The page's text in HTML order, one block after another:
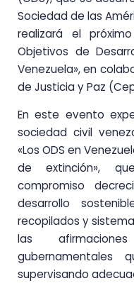
Sociedad de las
realizará el
Objetivos de
Venezuela», en
de Justicia y Paz
En este evento
sociedad civil
«Los ODS en
de extinción»,
compromiso
desarrollo
recopilados y
las
supervisando